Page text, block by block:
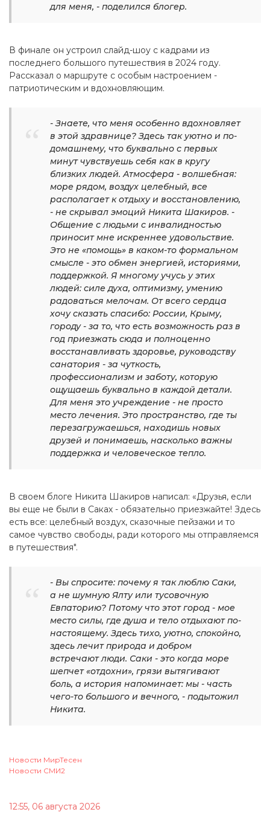
для меня, - поделился блогер.
В финале он устроил слайд-шоу с кадрами из
последнего большого путешествия в 2024 году.
Рассказал о маршруте с особым настроением -
патриотическим и вдохновляющим.
- Знаете, что меня особенно вдохновляет
в этой здравнице? Здесь так уютно и по-
домашнему, что буквально с первых
минут чувствуешь себя как в кругу
близких людей. Атмосфера - волшебная:
море рядом, воздух целебный, все
располагает к отдыху и восстановлению,
- не скрывал эмоций Никита Шакиров. -
Общение с людьми с инвалидностью
приносит мне искреннее удовольствие.
Это не «помощь» в каком-то формальном
смысле - это обмен энергией, историями,
поддержкой. Я многому учусь у этих
людей: силе духа, оптимизму, умению
радоваться мелочам. От всего сердца
хочу сказать спасибо: России, Крыму,
городу - за то, что есть возможность раз в
год приезжать сюда и полноценно
восстанавливать здоровье, руководству
санатория - за чуткость,
профессионализм и заботу, которую
ощущаешь буквально в каждой детали.
Для меня это учреждение - не просто
место лечения. Это пространство, где ты
перезагружаешься, находишь новых
друзей и понимаешь, насколько важны
поддержка и человеческое тепло.
В своем блоге Никита Шакиров написал: «Друзья, если
вы еще не были в Саках - обязательно приезжайте! Здесь
есть все: целебный воздух, сказочные пейзажи и то
самое чувство свободы, ради которого мы отправляемся
в путешествия".
- Вы спросите: почему я так люблю Саки,
а не шумную Ялту или тусовочную
Евпаторию? Потому что этот город - мое
место силы, где душа и тело отдыхают по-
настоящему. Здесь тихо, уютно, спокойно,
здесь лечит природа и добром
встречают люди. Саки - это когда море
шепчет «отдохни», грязи вытягивают
боль, а история напоминает: мы - часть
чего-то большого и вечного, - подытожил
Никита.
Новости МирТесен
Новости СМИ2
12:55, 06 августа 2026